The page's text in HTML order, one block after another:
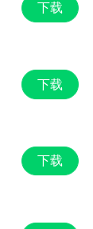
考场等，支
库！最新真
！考点汇总
基础无压
万学生顺
下载
下载
下载